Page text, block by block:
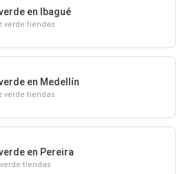
en Ibagué
verde tiendas
en Medellín
verde tiendas
en Pereira
verde tiendas